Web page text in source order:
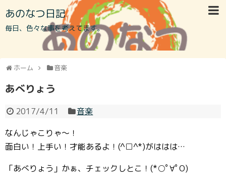
あのなつ日記
毎日、色々な事を考えてます。
ホーム 音楽
あべりょう
2017/4/11
音楽
なんじゃこりゃ～！
面白い！上手い！才能あるよ！(^□^*)がははは…
「あべりょう」かぁ、チェックしとこ！(*○ﾟ∀ﾟO)